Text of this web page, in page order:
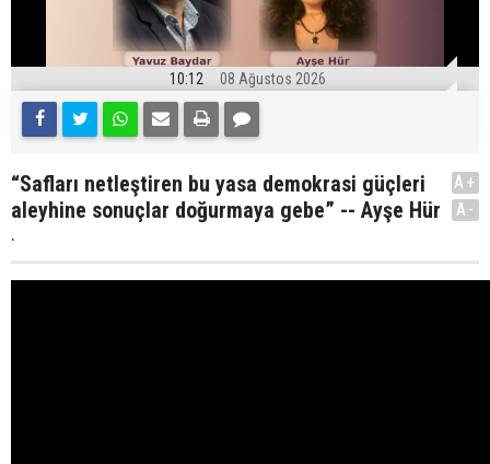
10:12 08 Ağustos 2026
“Safları netleştiren bu yasa demokrasi güçleri
aleyhine sonuçlar doğurmaya gebe” -- Ayşe Hür
.
A+
A-